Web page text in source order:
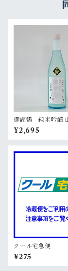
御湖鶴 純米吟醸
にごり生酒 720ml
¥2,695
クール宅急便
¥275